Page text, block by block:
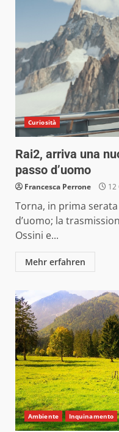
Curiosità
Rai2, arriva una
passo d’uomo
Francesca Perrone 12
Torna, in prima serata
d’uomo; la
Ossini e...
Mehr erfahren
Ambiente Inquinamento